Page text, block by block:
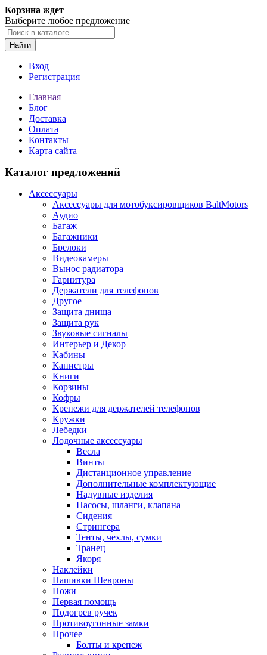
Корзина ждет
Выберите любое предложение
Найти
Вход
Регистрация
Главная
Блог
Доставка
Оплата
Контакты
Карта сайта
Каталог предложений
Аксессуары
Аксессуары для мотобуксировщиков BaltMotors
Аудио
Багаж
Багажники
Брелоки
Видеокамеры
Вынос радиатора
Гарнитура
Держатели для телефонов
Другое
Защита днища
Защита рук
Звуковые сигналы
Интерьер и Декор
Кабины
Канистры
Книги
Корзины
Кофры
Крепежи для держателей телефонов
Кружки
Лебедки
Лодочные аксессуары
Весла
Винты
Дистанционное управление
Дополнительные комплектующие
Надувные изделия
Насосы, шланги, клапана
Сидения
Стрингера
Тенты, чехлы, сумки
Транец
Якоря
Наклейки
Нашивки Шевроны
Ножи
Первая помощь
Подогрев ручек
Противоугонные замки
Прочее
Болты и крепеж